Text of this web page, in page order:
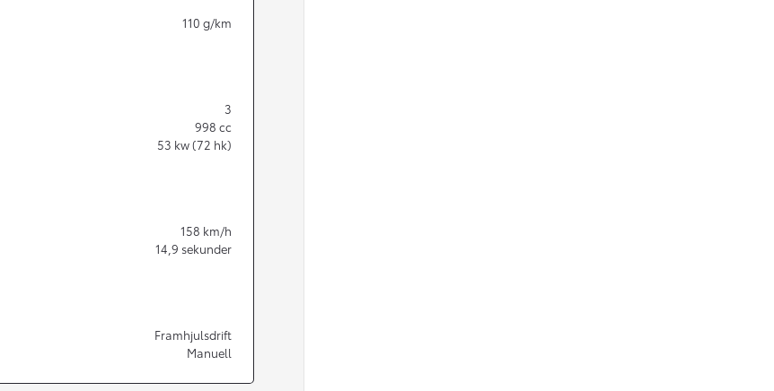
Från 350 900 kr
Från 3 450 kr/mån
110 g/km
3
998 cc
53 kw (72 hk)
158 km/h
14,9 sekunder
Framhjulsdrift
Manuell